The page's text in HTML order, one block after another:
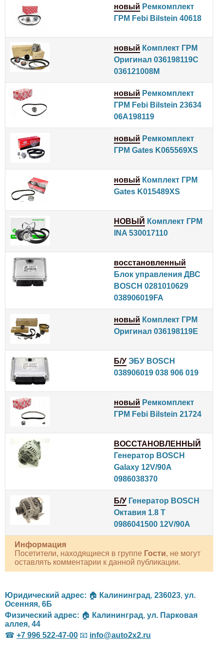
новый Ремкомплект
ГРМ Febi Bilstein 40618
новый Комплект ГРМ
Оригинал 036198119C
036121008M
новый Ремкомплект
ГРМ Febi Bilstein 23634
06A198119
новый Ремкомплект
ГРМ Gates K065569XS
новый Комплект ГРМ
Gates K015489XS
НОВЫЙ Комплект ГРМ
INA 530017110
восстановленный
Блок управления ДВС
BOSCH 0281010629
038906019FA
новый Комплект ГРМ
Оригинал 036198119E
Б/У ЭБУ BOSCH
038906019 038 906 019
новый Ремкомплект
ГРМ Febi Bilstein 21724
ВОССТАНОВЛЕННЫЙ
Генератор BOSCH
Galaxy 12V/90A
0986038370
Б/У Генератор BOSCH
Октавия 1.8 T
0986041500 12V/90A
Информация
Посетители, находящиеся в группе Гости, не могут
оставлять комментарии к данной публикации.
Юридический адрес: 🏠 Калининград, 236023, ул.
Осенняя, 6Б
Физический адрес: 🏠 Калининград, ул. Парковая
аллея, 44
☎ +7 996 522-47-00 📧 info@auto2x2.ru